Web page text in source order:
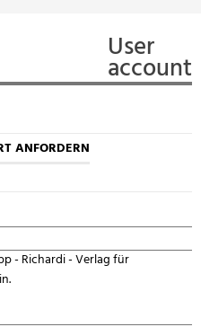
User
account
ANFORDERN
- Richardi - Verlag für